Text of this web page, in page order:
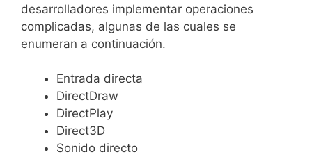
desarrolladores implementar operaciones
complicadas, algunas de las cuales se
enumeran a continuación.
Entrada directa
DirectDraw
DirectPlay
Direct3D
Sonido directo